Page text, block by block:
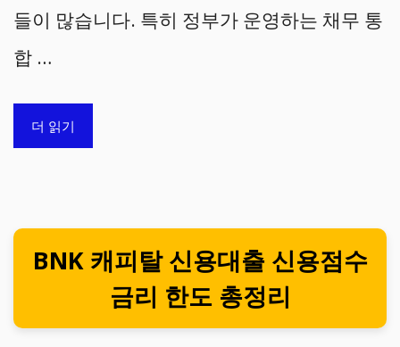
들이 많습니다. 특히 정부가 운영하는 채무 통
합 …
더 읽기
BNK 캐피탈 신용대출 신용점수
금리 한도 총정리